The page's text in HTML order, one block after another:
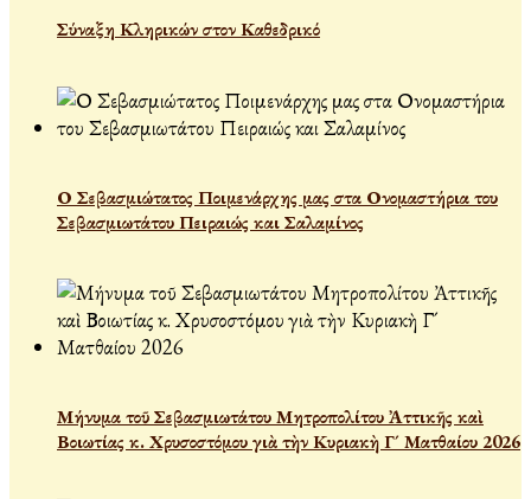
Σύναξη Κληρικών στον Καθεδρικό
Ο Σεβασμιώτατος Ποιμενάρχης μας στα Ονομαστήρια του
Σεβασμιωτάτου Πειραιώς και Σαλαμίνος
Μήνυμα τοῦ Σεβασμιωτάτου Μητροπολίτου Ἀττικῆς καὶ
Βοιωτίας κ. Χρυσοστόμου γιὰ τὴν Κυριακὴ Γ´ Ματθαίου 2026